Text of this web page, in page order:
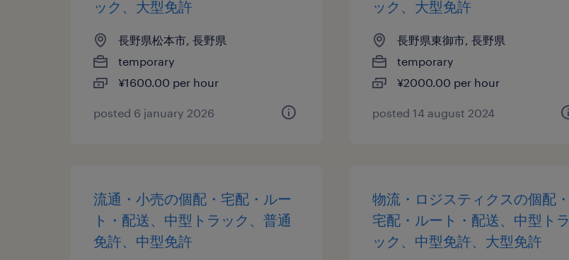
ック、大型免許
長野県松本市, 長野県
temporary
¥1600.00 per hour
posted 6 january 2026
ック、大型免許
長野県東御市, 長野県
temporary
¥2000.00 per hour
posted 14 august 2024
流通・小売の個配・宅配・ルー
ト・配送、中型トラック、普通
免許、中型免許
物流・ロジスティクスの個配・
宅配・ルート・配送、中型トラ
ック、中型免許、大型免許